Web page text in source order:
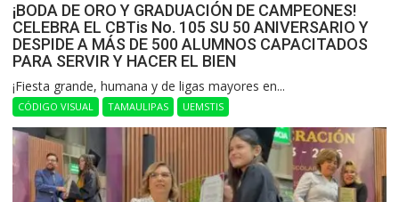
¡BODA DE ORO Y GRADUACIÓN DE CAMPEONES!
CELEBRA EL CBTis No. 105 SU 50 ANIVERSARIO Y
DESPIDE A MÁS DE 500 ALUMNOS CAPACITADOS
PARA SERVIR Y HACER EL BIEN
​¡Fiesta grande, humana y de ligas mayores en...
CÓDIGO VISUAL TAMAULIPAS UEMSTIS